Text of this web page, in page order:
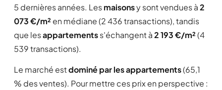
5 dernières années. Lesmaisonsy sont vendues à2
073 €/m² en médiane (2 436 transactions), tandis
que lesappartementss'échangent à2 193 €/m²(4
539 transactions).
Le marché estdominé par les appartements(65,1
% des ventes). Pour mettre ces prix en perspective :